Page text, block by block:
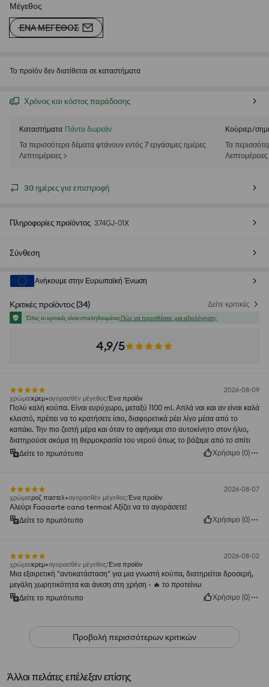
Μέγεθος
ΈΝΑ ΜΈΓΕΘΟΣ
Το προϊόν δεν διατίθεται σε καταστήματα
Χρόνος και κόστος παράδοσης
Καταστήματα Πάντα δωρεάν
Τα περισσότερα δέματα φτάνουν εντός 7 εργάσιμες ημέρες
Λεπτομέρειες >
Κούριερ/
Τα
Λεπτομέρειες
30 ημέρες για επιστροφή
Πληροφορίες προϊόντος 374GJ-01X
Σύνθεση
Ανήκουμε στην Ευρωπαϊκή Ένωση
Κριτικές προϊόντος(34) Δείτε κριτικές
Όλες οι κριτικές είναι επαληθευμένεςΠώς να προσθέσεις μια αξιολόγηση;
4,9/5
2026-08-09
χρώμα:κρεμ αγορασθέν μέγεθος:Ένα προϊόν
Πολύ καλή κούπα. Είναι ευρύχωρο, μεταξύ 1100 ml. Απλά ναι και αν είναι καλά
κλειστό, πρέπει να το κρατήσετε ίσιο, διαφορετικά ρέει λίγο μέσα από το
καπάκι. Την πιο ζεστή μέρα και όταν το αφήναμε στο αυτοκίνητο στον ήλιο,
διατηρούσε ακόμα τη θερμοκρασία του νερού όπως το βάζαμε από το σπίτι
Δείτε το πρωτότυπο
Χρήσιμο (0)
2026-08-07
χρώμα:ροζ παστελ αγορασθέν μέγεθος:Ένα προϊόν
Αλεύρι Foaaarte cana termos! Αξίζει να το αγοράσετε!
Δείτε το πρωτότυπο
Χρήσιμο (0)
2026-08-02
χρώμα:κρεμ αγορασθέν μέγεθος:Ένα προϊόν
Μια εξαιρετική "αντικατάσταση" για μια γνωστή κούπα, διατηρείται δροσερή,
μεγάλη χωρητικότητα και άνεση στη χρήση - 🔥 το προτείνω
Δείτε το πρωτότυπο
Χρήσιμο (0)
Προβολή περισσότερων κριτικών
Άλλοι πελάτες επέλεξαν επίσης